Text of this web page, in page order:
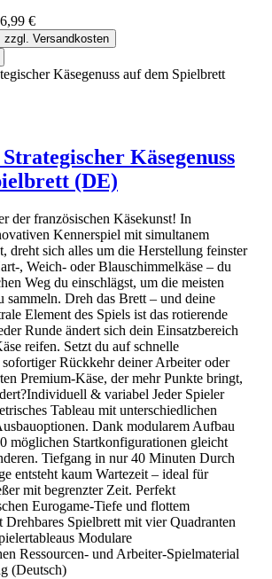
€
zzgl. Versandkosten
Käsegenuss
(DE)
der französischen Käsekunst! In
Kennerspiel mit simultanem
dreht sich alles um die Herstellung feinster
, Weich- oder Blauschimmelkäse – du
Weg du einschlägst, um die meisten
sammeln. Dreh das Brett – und deine
Element des Spiels ist das rotierende
Runde ändert sich dein Einsatzbereich
reifen. Setzt du auf schnelle
Rückkehr deiner Arbeiter oder
Premium-Käse, der mehr Punkte bringt,
& variabel Jeder Spieler
Tableau mit unterschiedlichen
Dank modularem Aufbau
möglichen Startkonfigurationen gleicht
Tiefgang in nur 40 Minuten Durch
entsteht kaum Wartezeit – ideal für
mit begrenzter Zeit. Perfekt
Eurogame-Tiefe und flottem
Spielbrett mit vier Quadranten
Modulare
Ressourcen- und Arbeiter-Spielmaterial
(Deutsch)